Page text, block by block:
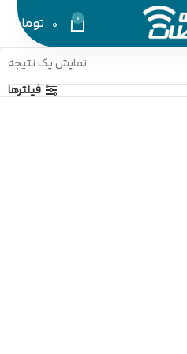
0
0 تومان
نمایش یک نتیجه
فیلترها